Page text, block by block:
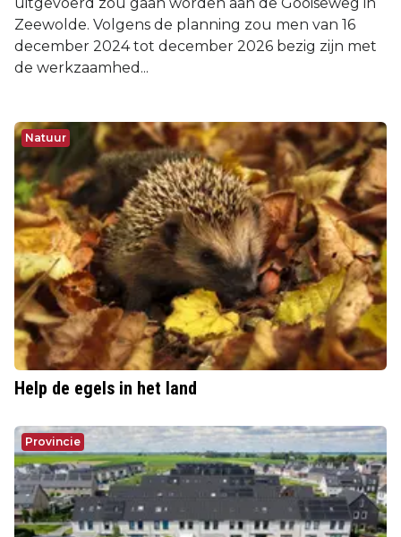
Zeewolde. Volgens de planning zou men van 16
december 2024 tot december 2026 bezig zijn met
de werkzaamhed...
Natuur
Help de egels in het land
Provincie